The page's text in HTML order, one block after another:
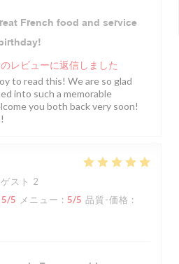
French food and service
レビューに返信しました
to read this! We are so glad
into such a memorable
you both back very soon!
スト 2
5/5 メニュー : 5/5 品質-価格 :